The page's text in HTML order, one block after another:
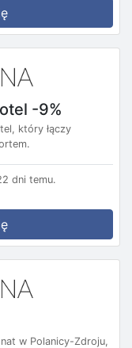
-9%
który łączy
dni temu.
w Polanicy-Zdroju,